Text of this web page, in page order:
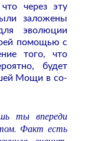
через эту
заложены
эволюции
помощью с
того, что
будет
Мощи в со-
ты впереди
Факт есть